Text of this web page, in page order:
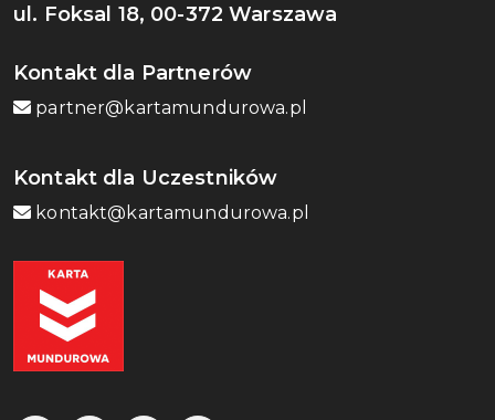
ul. Foksal 18, 00-372 Warszawa
Kontakt dla Partnerów
partner@kartamundurowa.pl
Kontakt dla Uczestników
kontakt@kartamundurowa.pl